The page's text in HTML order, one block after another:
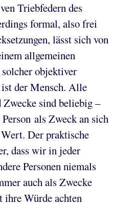
Triebfedern des
formal, also frei
lässt sich von
allgemeinen
objektiver
der Mensch. Alle
Zwecke sind beliebig –
als Zweck an sich
Der praktische
dass wir in jeder
Personen niemals
auch als Zwecke
ihre Würde achten